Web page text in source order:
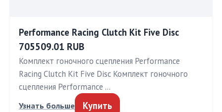
Performance Racing Clutch Kit Five Disc
705509.01 RUB
Комплект гоночного сцепления Performance
Racing Clutch Kit Five Disc Комплект гоночного
сцепления Performance …
Узнать больше Купить